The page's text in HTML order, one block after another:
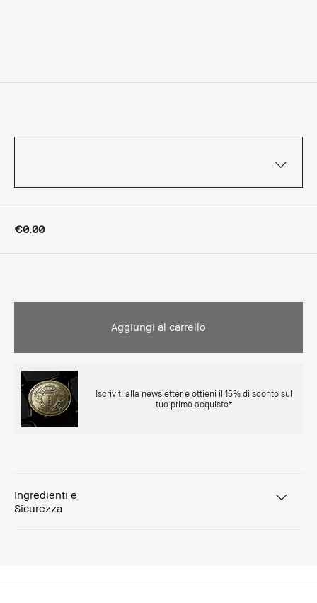
€0.00
Aggiungi al carrello
Iscriviti alla newsletter e ottieni il 15% di sconto sul
tuo primo acquisto*
Ingredienti e
Sicurezza